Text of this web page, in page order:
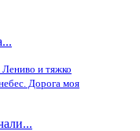
и тяжко
Дорога моя